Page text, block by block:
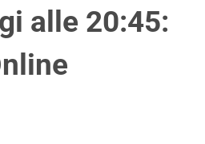
alle 20:45: